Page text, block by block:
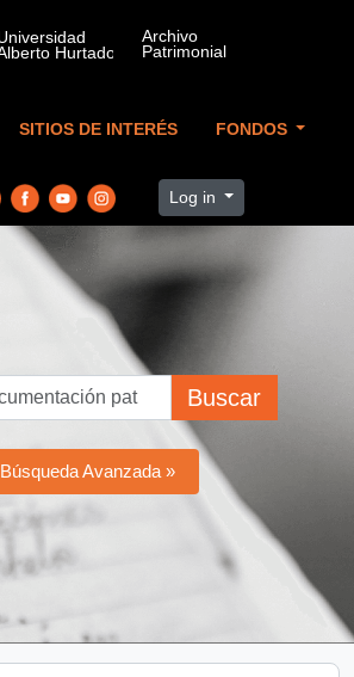
SITIOS DE INTERÉS FONDOS
Log in
Buscar
Búsqueda Avanzada »